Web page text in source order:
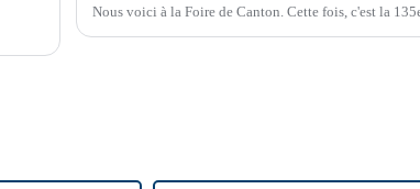
Nous voici à la Foire de Canton. Cette fois, c'est la